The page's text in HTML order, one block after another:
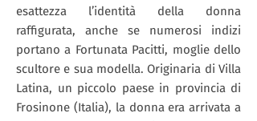
esattezza l’identità della donna
raffigurata, anche se numerosi indizi
portano a Fortunata Pacitti, moglie dello
scultore e sua modella. Originaria di Villa
Latina, un piccolo paese in provincia di
Frosinone (Italia), la donna era arrivata a